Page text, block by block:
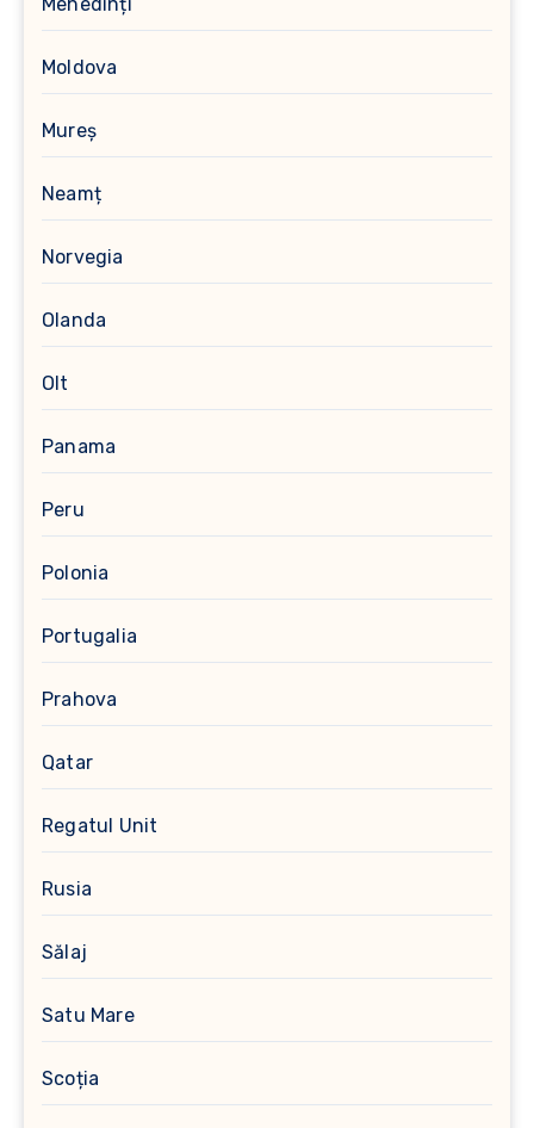
Moldova
Mureș
Neamț
Norvegia
Olanda
Olt
Panama
Peru
Polonia
Portugalia
Prahova
Qatar
Regatul Unit
Rusia
Sălaj
Satu Mare
Scoția